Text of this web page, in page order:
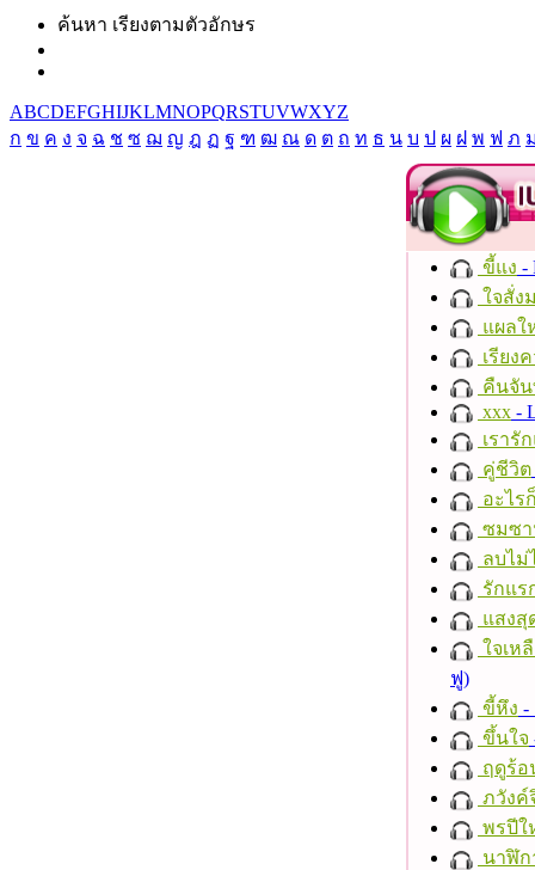
ค้นหา เรียงตามตัวอักษร
ABCDEFGHIJKLMNOPQRSTUVWXYZ
ก ข ค ง จ ฉ ช ซ ฌ ญ ฎ ฏ ฐ ฑ ฒ ณ ด ต ถ ท ธ น บ ป ผ ฝ พ ฟ ภ
ขี้แง -
ใจสั่ง
แผลใ
เรียง
คืนจั
xxx -
เรารั
คู่ชีวิต
อะไร
ซมซ
ลบไม่
รักแร
แสงสุ
ใจเห
ฟู)
ขี้หึง -
ขึ้นใจ
ฤดูร้อ
ภวังค์
พรปีใ
นาฬิก